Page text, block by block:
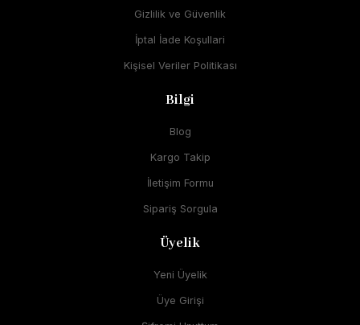
Gizlilik ve Güvenlik
İptal İade Koşullari
Kişisel Veriler Politikası
Bilgi
Blog
Kargo Takip
İletişim Formu
Sipariş Sorgula
Üyelik
Yeni Üyelik
Üye Girişi